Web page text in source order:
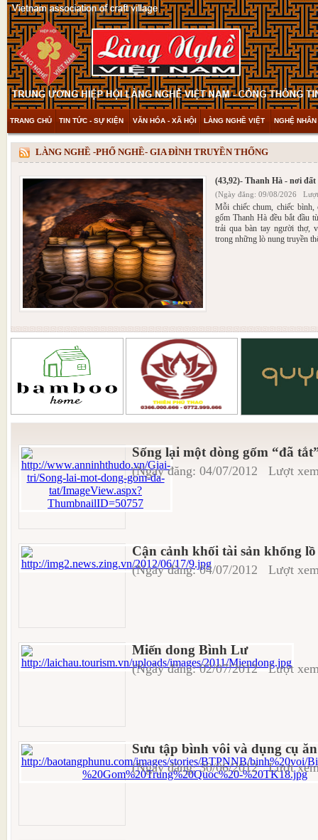
TRANG CHỦ TIN TỨC - SỰ KIỆN VĂN HÓA - XÃ HỘI LÀNG NGHỀ VIỆT NGHỆ
THAM KHẢO & KHÁM PHÁ VIDEO
LÀNG NGHỀ -PHỐ NGHỀ- GIA ĐÌNH TRUYỀN THỐNG
(43,92)- Thanh Hà - nơi đất
(Ngày đăng: 09/08/2026
Mỗi chiếc chum, chiếc
gốm Thanh Hà đều bắt đầu
trải qua bàn tay người thợ,
trong những lò nung truyền
Sống lại một dòng gốm “đã
(Ngày đăng: 04/07/2012 Lượt
Cận cảnh khối tài sản khổng
(Ngày đăng: 04/07/2012 Lượt
Miến dong Bình Lư
(Ngày đăng: 02/07/2012 Lượt
Sưu tập bình vôi và dụng cụ
(Ngày đăng: 30/06/2012 Lượt